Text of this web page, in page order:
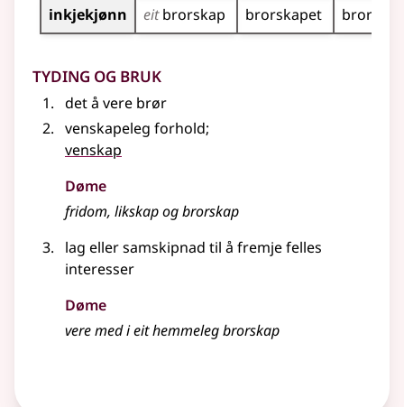
inkjekjønn
eitbrorskap brorskapet brorskap
Tyding og bruk
det å vere brør
venskapeleg forhold;
venskap
Døme
fridom, likskap og brorskap
lag ellersamskipnad til å fremje felles
interesser
Døme
vere med i eit hemmeleg brorskap